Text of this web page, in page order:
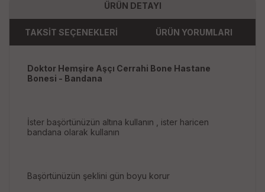
ÜRÜN DETAYI
TAKSİT SEÇENEKLERİ ÜRÜN YORUMLARI
Doktor Hemşire Aşçı Cerrahi Bone Hastane
Bonesi - Bandana
İster başörtünüzün altına kullanın , ister haricen
bandana olarak kullanın
Başörtünüzün şeklini gün boyu korur